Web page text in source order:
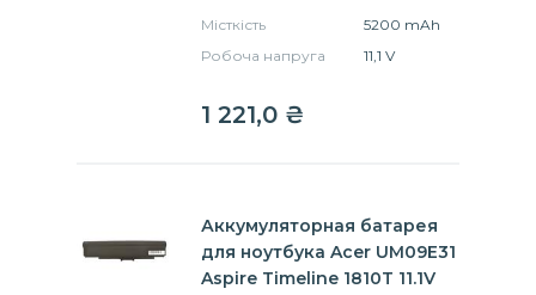
Місткість
5200 mAh
Робоча напруга
11,1 V
1 221,0 ₴
Аккумуляторная батарея
для ноутбука Acer UM09E31
Aspire Timeline 1810T 11.1V